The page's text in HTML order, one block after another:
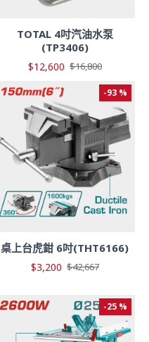
TOTAL 4吋汽油水泵
(TP3406)
$12,600 $16,800
-93 %
桌上台虎鉗 6吋(THT6166)
$3,200 $42,667
-25 %